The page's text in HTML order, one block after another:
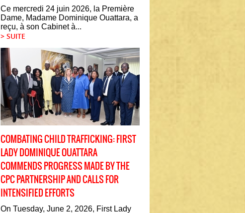
Ce mercredi 24 juin 2026, la Première
Dame, Madame Dominique Ouattara, a
reçu, à son Cabinet à...
> SUITE
COMBATING CHILD TRAFFICKING: FIRST
LADY DOMINIQUE OUATTARA
COMMENDS PROGRESS MADE BY THE
CPC PARTNERSHIP AND CALLS FOR
INTENSIFIED EFFORTS
On Tuesday, June 2, 2026, First Lady